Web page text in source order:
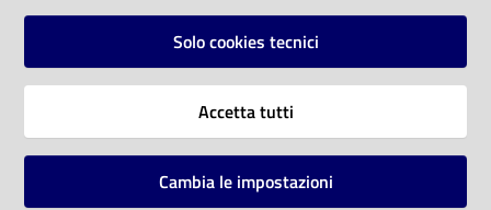
Vai alla pagina
Solo cookies tecnici
Accetta tutti
Cambia le impostazioni